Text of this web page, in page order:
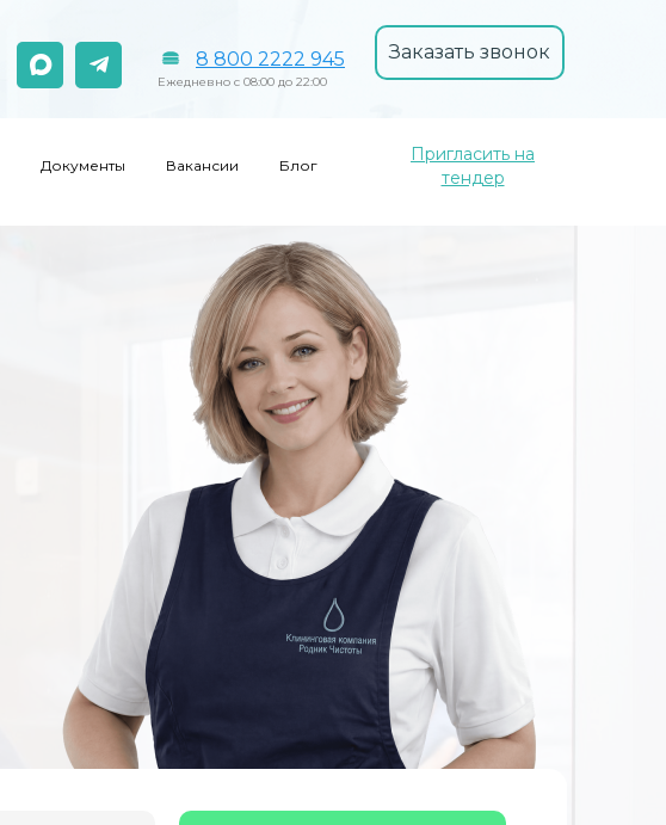
8 800 2222 945
Ежедневно с 08:00 до 22:00
Заказать звонок
Документы Вакансии Блог
Пригласить на
тендер